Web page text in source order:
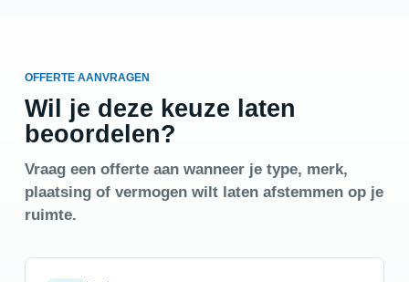
OFFERTE AANVRAGEN
Wil je deze keuze laten
beoordelen?
Vraag een offerte aan wanneer je type, merk,
plaatsing of vermogen wilt laten afstemmen op je
ruimte.